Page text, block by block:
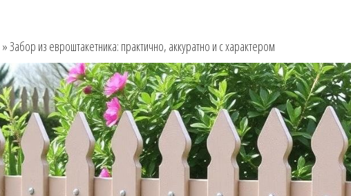
»Забор из евроштакетника: практично, аккуратно и с характером